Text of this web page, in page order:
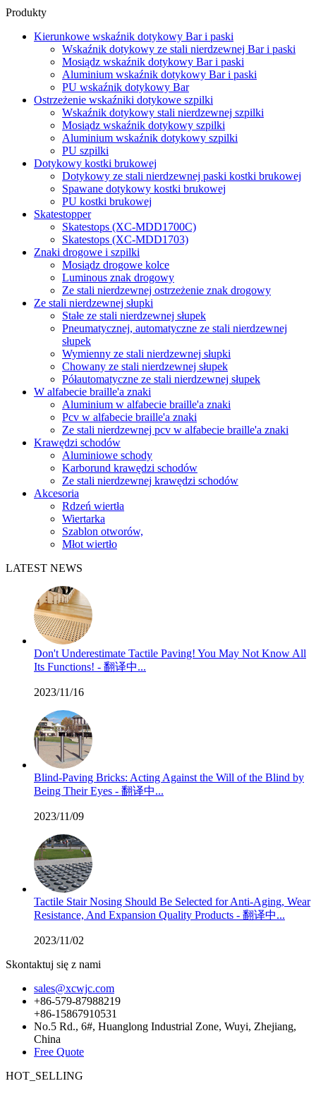
Produkty
Kierunkowe wskaźnik dotykowy Bar i paski
Wskaźnik dotykowy ze stali nierdzewnej Bar i paski
Mosiądz wskaźnik dotykowy Bar i paski
Aluminium wskaźnik dotykowy Bar i paski
PU wskaźnik dotykowy Bar
Ostrzeżenie wskaźniki dotykowe szpilki
Wskaźnik dotykowy stali nierdzewnej szpilki
Mosiądz wskaźnik dotykowy szpilki
Aluminium wskaźnik dotykowy szpilki
PU szpilki
Dotykowy kostki brukowej
Dotykowy ze stali nierdzewnej paski kostki brukowej
Spawane dotykowy kostki brukowej
PU kostki brukowej
Skatestopper
Skatestops (XC-MDD1700C)
Skatestops (XC-MDD1703)
Znaki drogowe i szpilki
Mosiądz drogowe kolce
Luminous znak drogowy
Ze stali nierdzewnej ostrzeżenie znak drogowy
Ze stali nierdzewnej słupki
Stałe ze stali nierdzewnej słupek
Pneumatycznej, automatyczne ze stali nierdzewnej
słupek
Wymienny ze stali nierdzewnej słupki
Chowany ze stali nierdzewnej słupek
Półautomatyczne ze stali nierdzewnej słupek
W alfabecie braille'a znaki
Aluminium w alfabecie braille'a znaki
Pcv w alfabecie braille'a znaki
Ze stali nierdzewnej pcv w alfabecie braille'a znaki
Krawędzi schodów
Aluminiowe schody
Karborund krawędzi schodów
Ze stali nierdzewnej krawędzi schodów
Akcesoria
Rdzeń wiertła
Wiertarka
Szablon otworów,
Młot wiertło
LATEST NEWS
Don't Underestimate Tactile Paving! You May Not Know All
Its Functions! - 翻译中...
2023/11/16
Blind-Paving Bricks: Acting Against the Will of the Blind by
Being Their Eyes - 翻译中...
2023/11/09
Tactile Stair Nosing Should Be Selected for Anti-Aging, Wear
Resistance, And Expansion Quality Products - 翻译中...
2023/11/02
Skontaktuj się z nami
sales@xcwjc.com
+86-579-87988219
+86-15867910531
No.5 Rd., 6#, Huanglong Industrial Zone, Wuyi, Zhejiang,
China
Free Quote
HOT_SELLING